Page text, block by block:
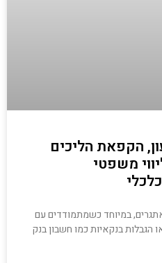
הקפאת הליכים
משפטי
במיוחד כשמתמודדים עם
הגבלות בנקאיות כמו חשבון בנק